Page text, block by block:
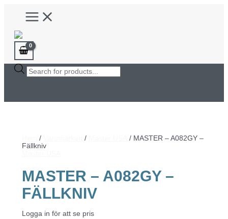
innehåll
Main
Menu
Products
search
/ /
/ MASTER – A082GY –
Fällkniv
MASTER – A082GY –
FÄLLKNIV
Logga in för att se pris